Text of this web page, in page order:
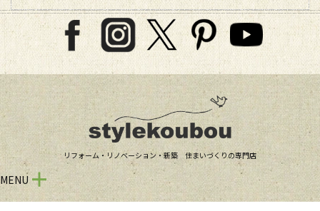
リフォーム・リノベーション・新築 住まいづくりの専門店
MENU